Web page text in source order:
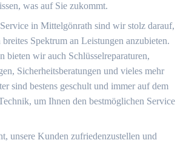
was auf Sie zukommt.
in Mittelgönrath sind wir stolz darauf,
Spektrum an Leistungen anzubieten.
bieten wir auch Schlüsselreparaturen,
Sicherheitsberatungen und vieles mehr
sind bestens geschult und immer auf dem
um Ihnen den bestmöglichen Service
unsere Kunden zufriedenzustellen und